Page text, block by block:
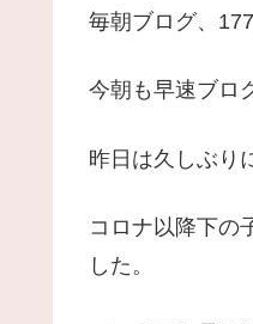
毎朝ブログ、
今朝も早速ブロ
昨日は久しぶり
コロナ以降下の
した。